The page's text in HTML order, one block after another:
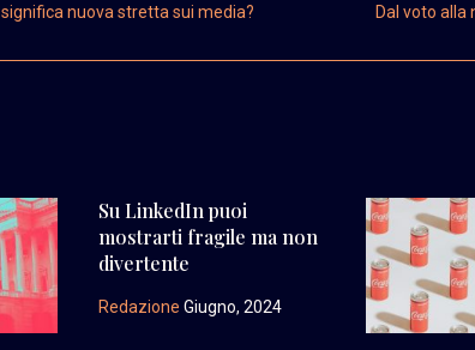
nuova stretta sui media?
Dal voto
Su LinkedIn puoi
mostrarti fragile ma non
divertente
Redazione Giugno, 2024